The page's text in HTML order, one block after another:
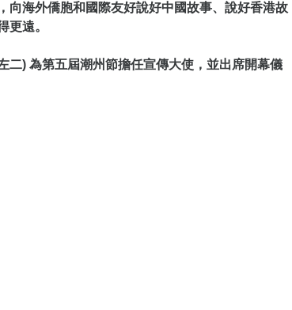
向海外僑胞和國際友好說好中國故事、說好香港故
更遠。
二) 為第五屆潮州節擔任宣傳大使，並出席開幕儀